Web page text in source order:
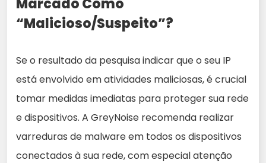
Marcado Como
“Malicioso/Suspeito”?
Se o resultado da pesquisa indicar que o seu IP
está envolvido em atividades maliciosas, é crucial
tomar medidas imediatas para proteger sua rede
e dispositivos. A GreyNoise recomenda realizar
varreduras de malware em todos os dispositivos
conectados à sua rede, com especial atenção